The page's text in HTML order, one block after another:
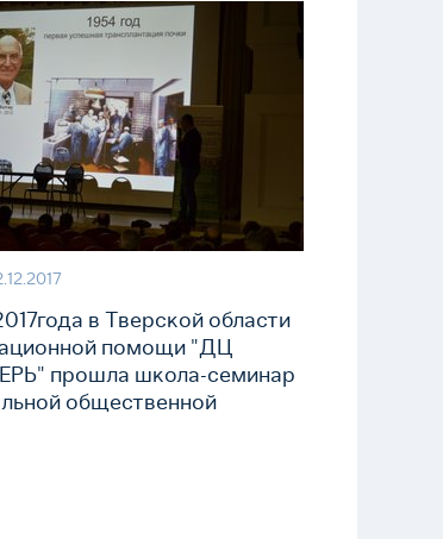
в Тверской области
помощи "ДЦ
прошла школа-семинар
общественной